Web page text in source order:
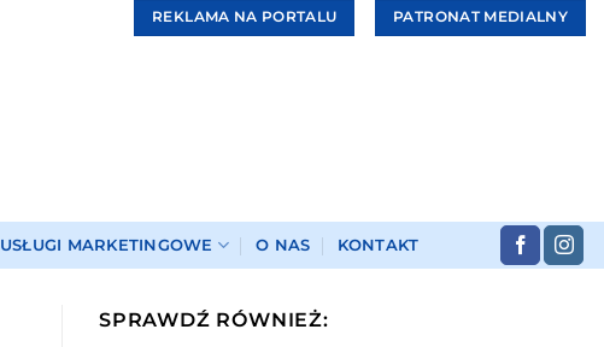
REKLAMA NA PORTALU PATRONAT MEDIALNY
USŁUGI MARKETINGOWE O NAS KONTAKT
SPRAWDŹ RÓWNIEŻ: